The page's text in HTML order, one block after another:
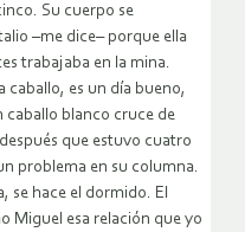
Su cuerpo se
–me dice– porque ella
trabajaba en la mina.
caballo, es un día bueno,
caballo blanco cruce de
que estuvo cuatro
problema en su columna.
se hace el dormido. El
Miguel esa relación que yo